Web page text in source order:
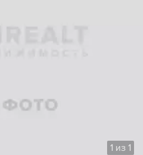
1 из 1